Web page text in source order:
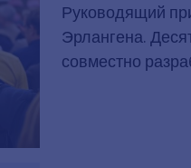
Руководящий
Эрлангена.
совместно